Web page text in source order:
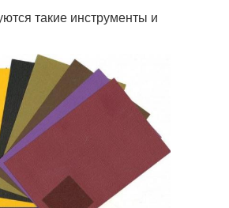
такие инструменты и